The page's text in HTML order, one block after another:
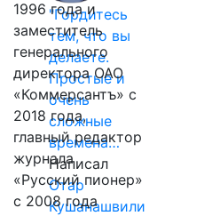
"Гордитесь
тем, что вы
делаете.
Простые и
очень
сложные
времена…
Написал
Отар
Кушанашвили
1996 года и
заместитель
генерального
директора ОАО
«Коммерсантъ» с
2018 года,
главный редактор
журнала
«Русский пионер»
с 2008 года